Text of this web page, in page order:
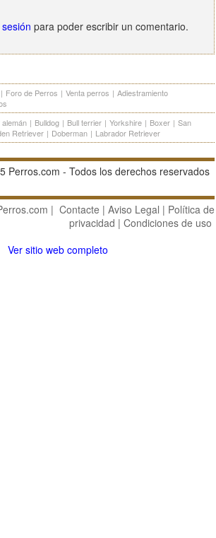
para poder escribir un comentario.
| Foro de Perros | Venta perros | Adiestramiento
| Bulldog | Bull terrier | Yorkshire | Boxer | San
Retriever | Doberman | Labrador Retriever
Perros.com - Todos los derechos reservados
| Contacte | Aviso Legal | Política de
privacidad | Condiciones de uso
Ver sitio web completo